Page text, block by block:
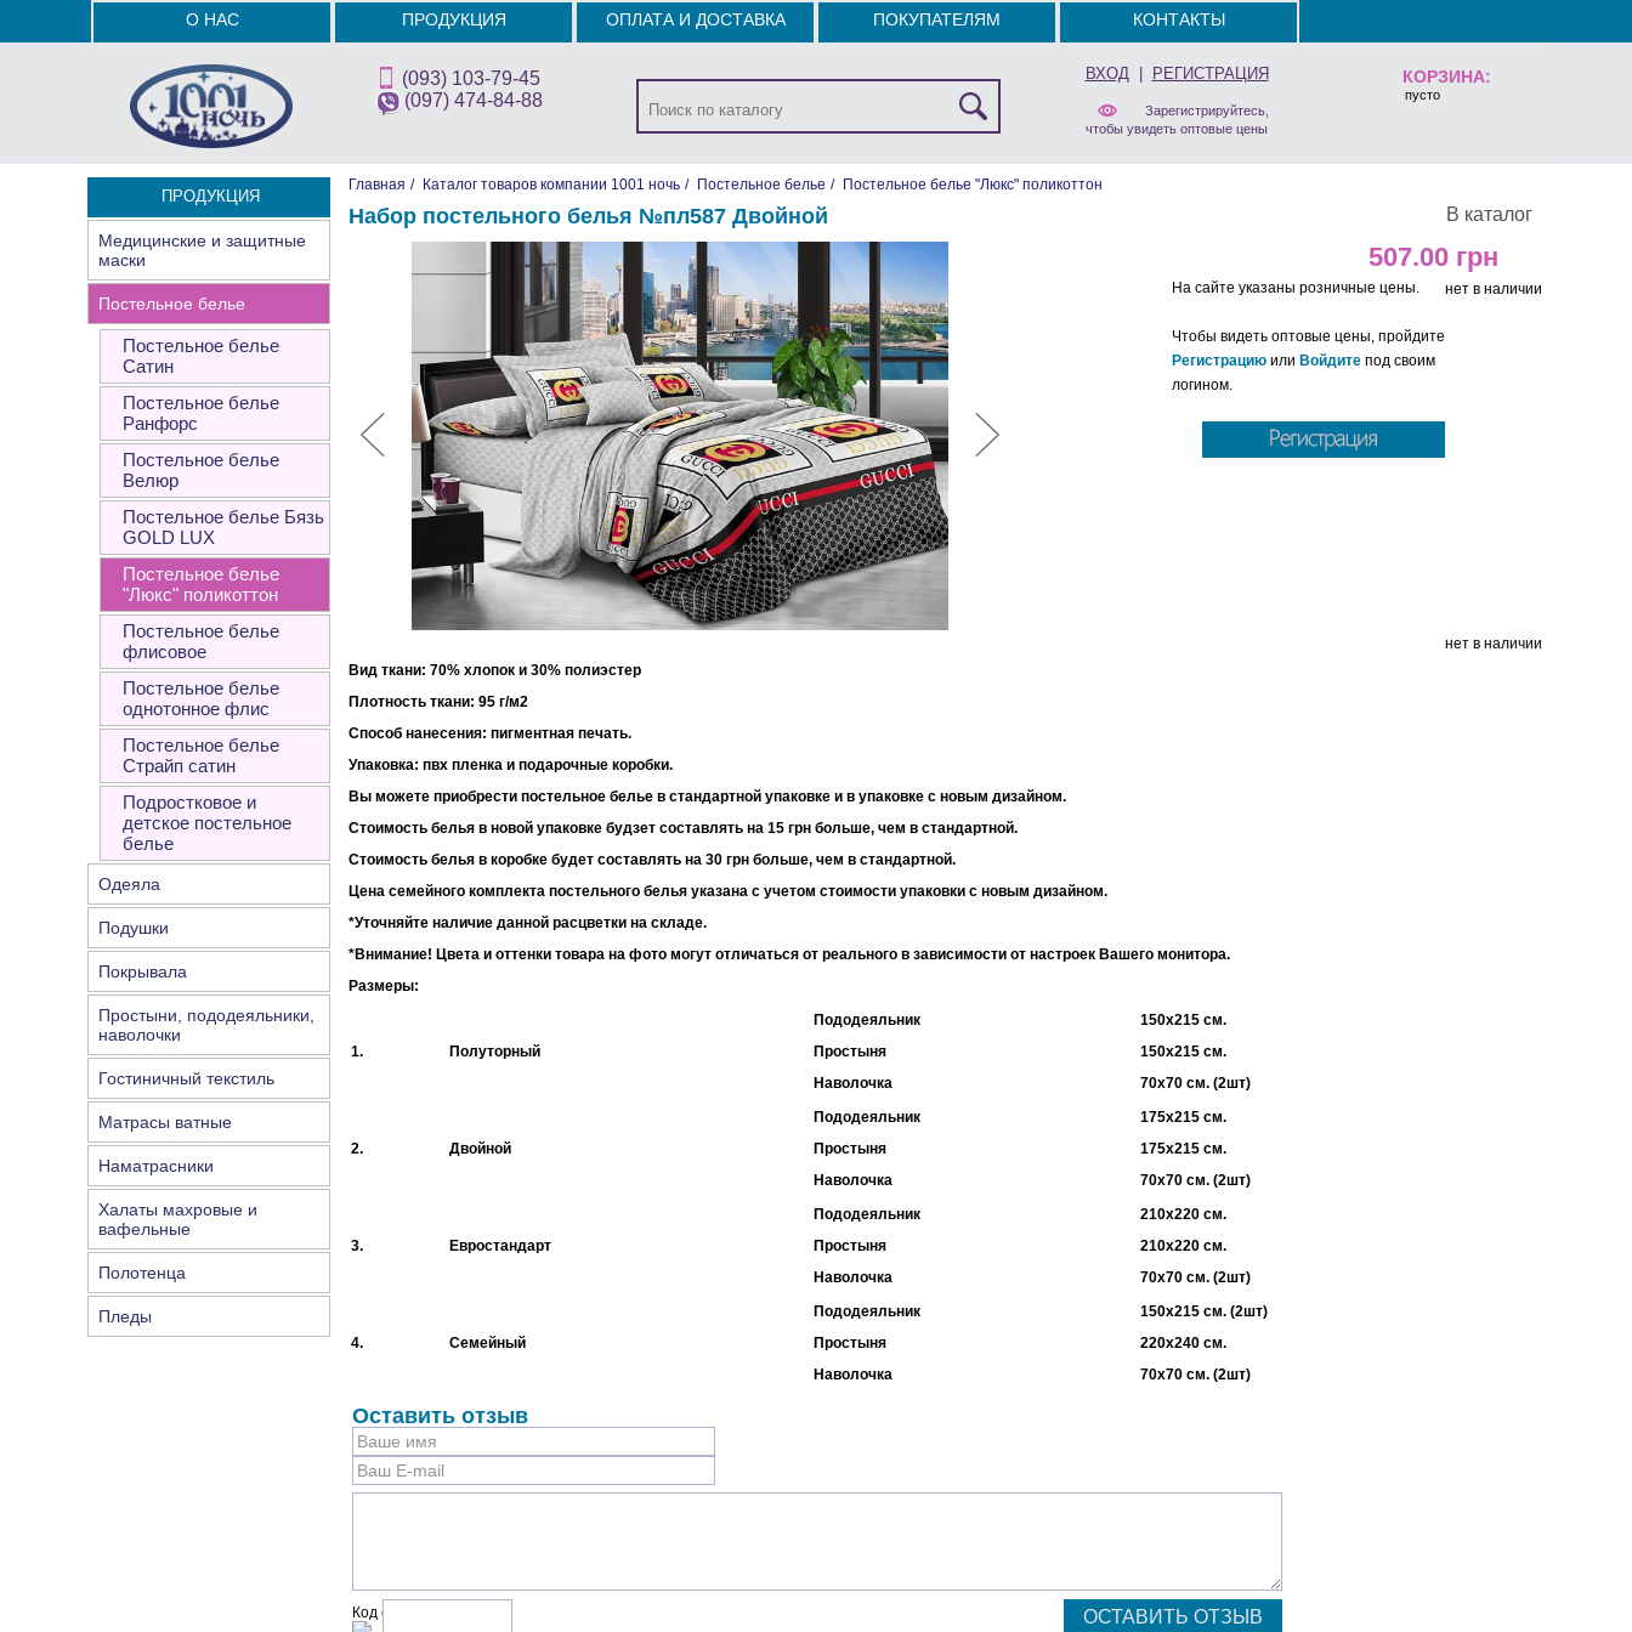
КОРЗИНА:
пусто
О НАС ПРОДУКЦИЯ ОПЛАТА И ДОСТАВКА ПОКУПАТЕЛЯМ КОНТАКТЫ
(093) 103-79-45
(097) 474-84-88
ВХОД| РЕГИСТРАЦИЯ
Зарегистрируйтесь,
чтобы увидеть оптовые цены
ПРОДУКЦИЯ
Медицинские и защитные
маски
Постельное белье
Постельное белье
Сатин
Постельное белье
Ранфорс
Постельное белье
Велюр
Постельное белье Бязь
GOLD LUX
Постельное белье
"Люкс" поликоттон
Постельное белье
флисовое
Постельное белье
однотонное флис
Постельное белье
Страйп сатин
Подростковое и
детское постельное
белье
Одеяла
Подушки
Покрывала
Простыни, пододеяльники,
наволочки
Гостиничный текстиль
Матрасы ватные
Наматрасники
Халаты махровые и
вафельные
Полотенца
Пледы
Главная / Каталог товаров компании 1001 ночь / Постельное белье / Постельное белье "Люкс" поликоттон
В каталог
Набор постельного белья №пл587 Двойной
507.00
нет в наличии
На сайте указаны розничные цены.
Чтобы видеть оптовые цены, пройдите
Регистрацию или Войдите под своим
логином.
нет в наличии
Вид ткани: 70% хлопок и 30% полиэстер
Плотность ткани: 95 г/м2
Способ нанесения: пигментная печать.
Упаковка: пвх пленка и подарочные коробки.
Вы можете приобрести постельное белье в стандартной упаковке и в упаковке с новым дизайном.
Стоимость белья в новой упаковке будзет составлять на 15 грн больше, чем в стандартной.
Стоимость белья в коробке будет составлять на 30 грн больше, чем в стандартной.
Цена семейного комплекта постельного белья указана с учетом стоимости упаковки с новым дизайном.
*Уточняйте наличие данной расцветки на складе.
*Внимание! Цвета и оттенки товара на фото могут отличаться от реального в зависимости от настроек Вашего монитора.
Размеры:
1. Полуторный
Пододеяльник
Простыня
Наволочка
150х215 см.
150х215 см.
70х70 см. (2шт)
2. Двойной
Пододеяльник
Простыня
Наволочка
175х215 см.
175х215 см.
70х70 см. (2шт)
3. Евростандарт
Пододеяльник
Простыня
Наволочка
210х220 см.
210х220 см.
70х70 см. (2шт)
4. Семейный
Пододеяльник
Простыня
Наволочка
150х215 см. (2шт)
220х240 см.
70х70 см. (2шт)
Оставить отзыв
Код с рисунка: